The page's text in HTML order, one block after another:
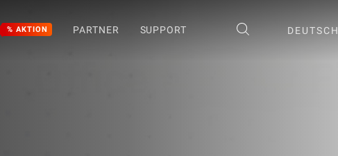
% AKTION PARTNER SUPPORT DEUTSCH